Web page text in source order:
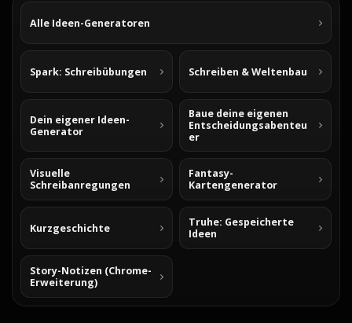
Alle Ideen-Generatoren
Spark: Schreibübungen Schreiben & Weltenbau
Dein eigener Ideen-
Generator
Baue deine eigenen
Entscheidungsabenteu
er
Visuelle
Schreibanregungen
Fantasy-
Kartengenerator
Kurzgeschichte
Truhe: Gespeicherte
Ideen
Story-Notizen (Chrome-
Erweiterung)